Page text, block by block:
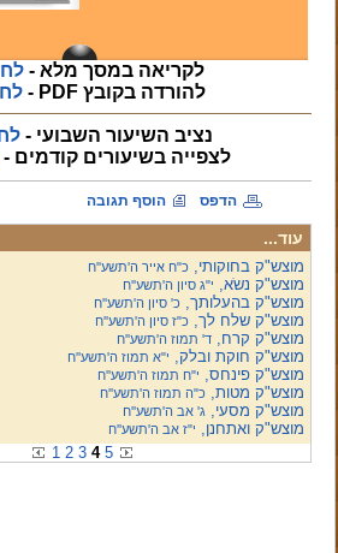
לקריאה במסך מלא -
להורדה בקובץ PDF -
נציב השיעור השבועי -
לצפייהבשיעורים קודמים
הדפס הוסף תגובה
עוד...
מוצש"ק בחוקותי,כ"ח אייר ה'תשע''ח
מוצש"ק נשֹא, י"ג סיון ה'תשע''ח
מוצש"ק בהעלותך,כ' סיון ה'תשע''ח
מוצש"ק שלח לך,כ"ז סיון ה'תשע''ח
מוצש"ק קרח,ד' תמוז ה'תשע''ח
מוצש"ק חוקת ובלק, י"א תמוז ה'תשע''ח
מוצש"ק פינחס, י"ח תמוז ה'תשע''ח
מוצש"ק מטות,כ"ה תמוז ה'תשע''ח
מוצש"ק מסעי,ג' אב ה'תשע''ח
מוצש"ק ואתחנן, י"ז אב ה'תשע''ח
1 2 3 4 5